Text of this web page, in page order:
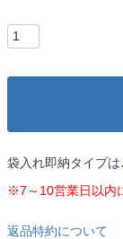
袋入れ即納タイプは
※7～10営業日以内
返品特約について